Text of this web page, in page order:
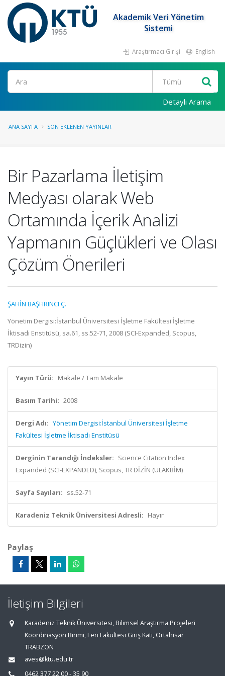
Akademik Veri Yönetim
Sistemi
Araştırmacı Girişi English
Ara
Detaylı Arama
ANA SAYFA SON EKLENEN YAYINLAR
Bir Pazarlama İletişim
Medyası olarak Web
Ortamında İçerik Analizi
Yapmanın Güçlükleri ve Olası
Çözüm Önerileri
ŞAHİN BAŞFIRINCI Ç.
Yönetim Dergisi:İstanbul Üniversitesi İşletme Fakültesi İşletme
İktisadı Enstitüsü, sa.61, ss.52-71, 2008 (SCI-Expanded, Scopus,
TRDizin)
Yayın Türü: Makale / Tam Makale
Basım Tarihi: 2008
Dergi Adı: Yönetim Dergisi:İstanbul Üniversitesi İşletme
Fakültesi İşletme İktisadı Enstitüsü
Derginin Tarandığı İndeksler: Science Citation Index
Expanded (SCI-EXPANDED), Scopus, TR DİZİN (ULAKBİM)
Sayfa Sayıları: ss.52-71
Karadeniz Teknik Üniversitesi Adresli: Hayır
Paylaş
İletişim Bilgileri
Karadeniz Teknik Üniversitesi, Bilimsel Araştırma Projeleri
Koordinasyon Birimi, Fen Fakültesi Giriş Katı, Ortahisar
TRABZON
aves@ktu.edu.tr
0462 377 22 00 - 35 90